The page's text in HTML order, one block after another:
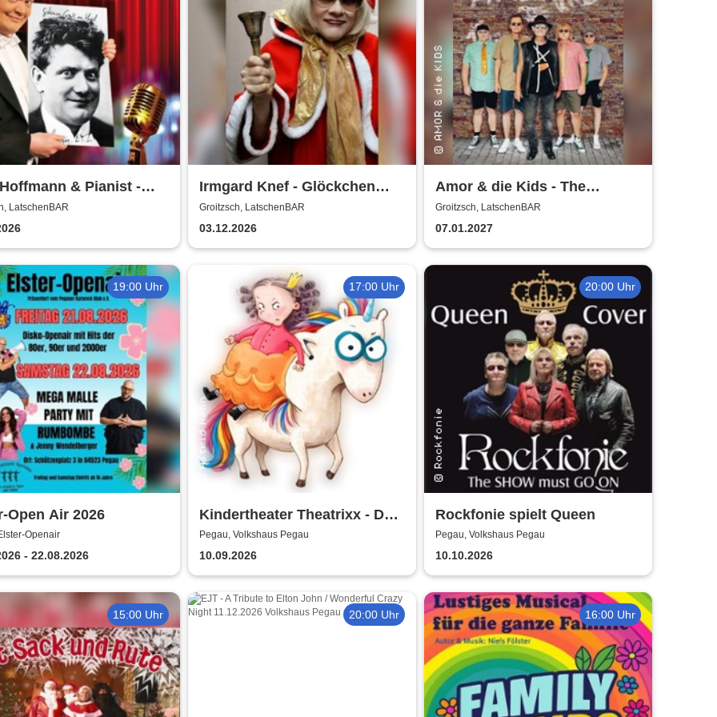
& Pianist -
Sie´n Alten! | Ein Otto
Abend
LatschenBAR
Irmgard Knef - Glöckchen
hier - Glöckchen da |
LatschenBAR
Groitzsch, LatschenBAR
03.12.2026
Amor & die Kids - The
Bockwurst returns !
Groitzsch, LatschenBAR
07.01.2027
19:00 Uhr
Open Air 2026
Openair
- 22.08.2026
17:00 Uhr
Kindertheater Theatrixx - Das
Neinhorn und der Geburtstag
Pegau, Volkshaus Pegau
10.09.2026
20:00 Uhr
Rockfonie spielt Queen
Pegau, Volkshaus Pegau
10.10.2026
15:00 Uhr 20:00 Uhr 16:00 Uhr